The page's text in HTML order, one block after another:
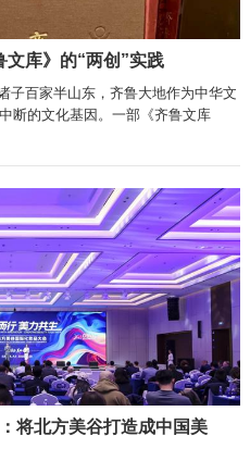
文库》的“两创”实践
子百家半山东，齐鲁大地作为中华文
断的文化基因。一部《齐鲁文库
将北方美谷打造成中国美